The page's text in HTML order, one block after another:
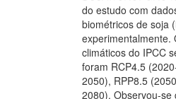
do estudo com
biométricos de soja
experimentalmente.
climáticos do IPCC
foram RCP4.5
2050), RPP8.5
2080). Observou-se